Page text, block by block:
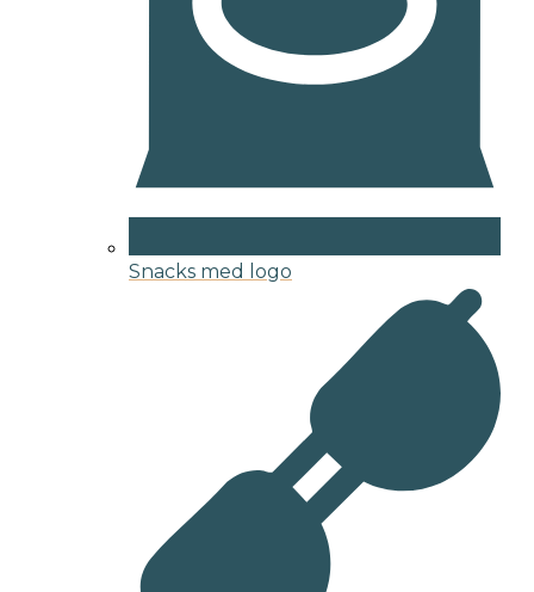
Snacks med logo